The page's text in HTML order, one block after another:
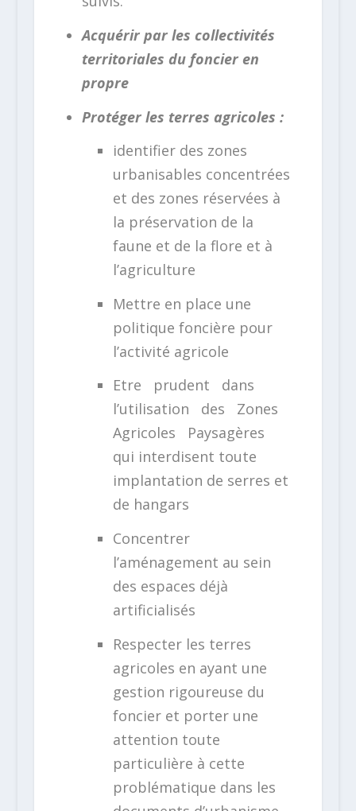
Acquérir par les collectivités
territoriales du foncier en
propre
Protéger les terres agricoles :
identifier des zones
urbanisables concentrées
et des zones réservées à
la préservation de la
faune et de la flore et à
l’agriculture
Mettre en place une
politique foncière pour
l’activité agricole
Etre prudent dans
l’utilisation des Zones
Agricoles Paysagères
qui interdisent toute
implantation de serres et
de hangars
Concentrer
l’aménagement au sein
des espaces déjà
artificialisés
Respecter les terres
agricoles en ayant une
gestion rigoureuse du
foncier et porter une
attention toute
particulière à cette
problématique dans les